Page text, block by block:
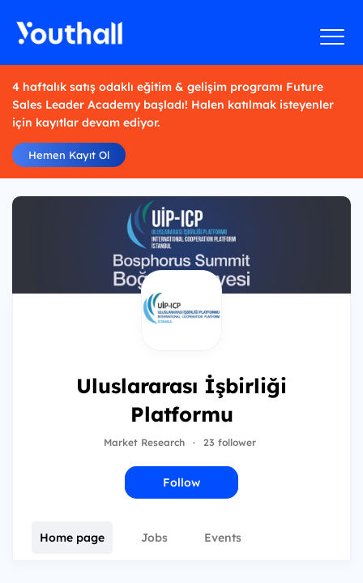
4 haftalık satış odaklı eğitim & gelişim programı Future
Sales Leader Academy başladı! Halen katılmak isteyenler
için kayıtlar devam ediyor.
Hemen Kayıt Ol
Uluslararası İşbirliği
Platformu
Market Research · 23 follower
Follow
Home page Jobs Events